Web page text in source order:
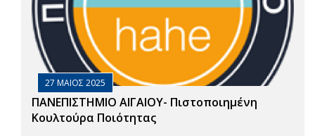
27 ΜΑΙΟΣ 2025
ΠΑΝΕΠΙΣΤΗΜΙΟ ΑΙΓΑΙΟΥ- Πιστοποιημένη
Κουλτούρα Ποιότητας